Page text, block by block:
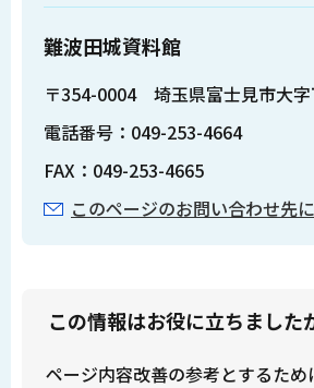
難波田城資料館
〒354-0004 埼玉県富士見市大
電話番号：049-253-4664
FAX：049-253-4665
このページのお問い合わせ先
この情報はお役に立ちました
ページ内容改善の参考とするため